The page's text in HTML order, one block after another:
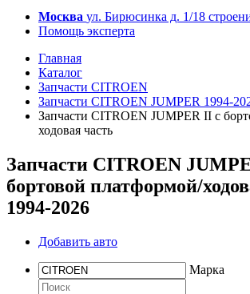
Москва ул. Бирюсинка д. 1/18
Помощь эксперта
Главная
Каталог
Запчасти CITROEN
Запчасти CITROEN JUMPER 1994-
Запчасти CITROEN JUMPER II c
ходовая часть
Запчасти CITROEN
бортовой платформой/
1994-2026
Добавить авто
Марка